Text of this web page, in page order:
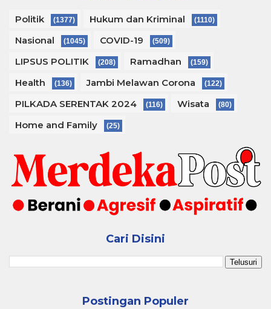
Politik (1377) Hukum dan Kriminal (1110)
Nasional (1045) COVID-19 (509)
LIPSUS POLITIK (208) Ramadhan (159)
Health (136) Jambi Melawan Corona (122)
PILKADA SERENTAK 2024 (116) Wisata (80)
Home and Family (25)
Cari Disini
Postingan Populer